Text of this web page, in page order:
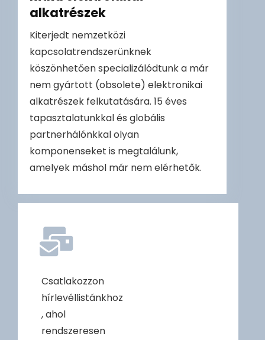
alkatrészek
Kiterjedt nemzetközi
kapcsolatrendszerünknek
köszönhetően specializálódtunk a már
nem gyártott (obsolete) elektronikai
alkatrészek felkutatására. 15 éves
tapasztalatunkkal és globális
partnerhálónkkal olyan
komponenseket is megtalálunk,
amelyek máshol már nem elérhetők.
Csatlakozzon
hírlevéllistánkhoz
, ahol
rendszeresen